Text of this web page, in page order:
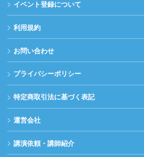
イベント登録について
利用規約
お問い合わせ
プライバシーポリシー
特定商取引法に基づく表記
運営会社
講演依頼・講師紹介